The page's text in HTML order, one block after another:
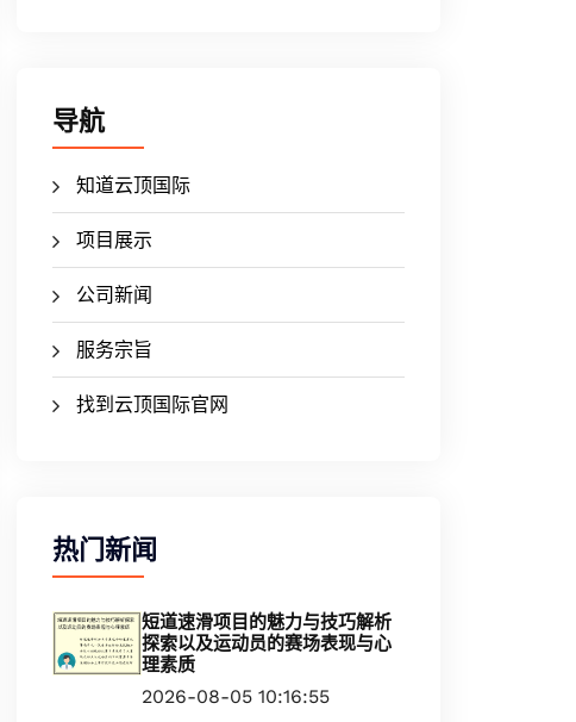
导航
知道云顶国际
项目展示
公司新闻
服务宗旨
找到云顶国际官网
热门新闻
短道速滑项目的魅力与技巧解析
探索以及运动员的赛场表现与心
理素质
2026-08-05 10:16:55